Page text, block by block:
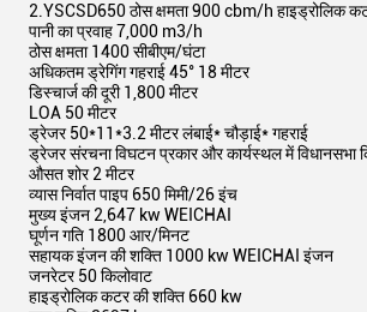
2.YSCSD650 ठोस क्षमता 900 cbm/h हाइड्रोलिक
पानी का प्रवाह 7,000 m3/h
ठोस क्षमता 1400 सीबीएम/घंटा
अधिकतम ड्रेगिंग गहराई 45° 18 मीटर
डिस्चार्ज की दूरी 1,800 मीटर
LOA 50 मीटर
ड्रेजर 50*11*3.2 मीटर लंबाई* चौड़ाई* गहराई
ड्रेजर संरचना विघटन प्रकार और कार्यस्थल में विधानसभा
औसत शोर 2 मीटर
व्यास निर्वात पाइप 650 मिमी/26 इंच
मुख्य इंजन 2,647 kw WEICHAI
घूर्णन गति 1800 आर/मिनट
सहायक इंजन की शक्ति 1000 kw WEICHAI इंजन
जनरेटर 50 किलोवाट
हाइड्रोलिक कटर की शक्ति 660 kw